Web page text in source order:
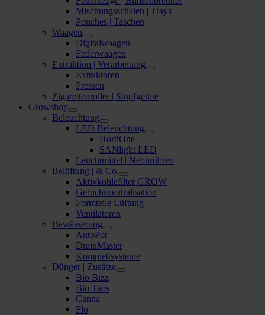
Mischungsschalen | Trays
Pouches | Taschen
Waagen
Digitalwaagen
Federwaagen
Extraktion | Verarbeitung
Extraktoren
Pressen
Zigarettenroller | Stopfgeräte
Growshop
Beleuchtung
LED Beleuchtung
HortiOne
SANlight LED
Leuchtmittel | Neonröhren
Belüftung | & Co.
Aktivkohlefilter GROW
Geruchsneutralisation
Formteile Lüftung
Ventilatoren
Bewässerung
AutoPot
DrainMaster
Komplettsysteme
Dünger | Zusätze
Bio Bizz
Bio Tabs
Canna
Flo